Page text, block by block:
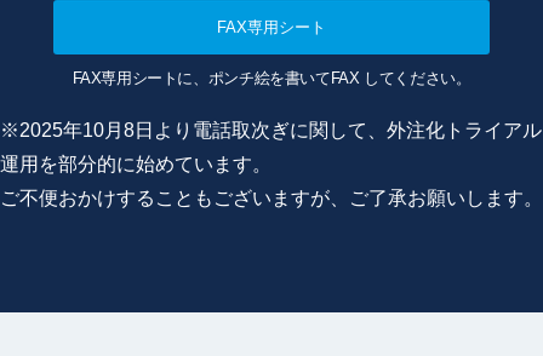
FAX専用シート
FAX専用シートに、ポンチ絵を書いてFAX してください。
※2025年10月8日より電話取次ぎに関して、外注化トライアル
運用を部分的に始めています。
ご不便おかけすることもございますが、ご了承お願いします。